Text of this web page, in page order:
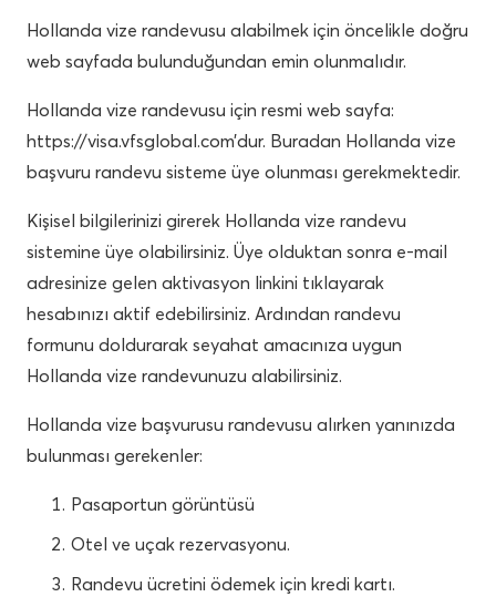
Hollanda vize randevusu alabilmek için öncelikle doğru
web sayfada bulunduğundan emin olunmalıdır.
Hollanda vize randevusu için resmi web sayfa:
https://visa.vfsglobal.com’dur. Buradan Hollanda vize
başvuru randevu sisteme üye olunması gerekmektedir.
Kişisel bilgilerinizi girerek Hollanda vize randevu
sistemine üye olabilirsiniz. Üye olduktan sonra e-mail
adresinize gelen aktivasyon linkini tıklayarak
hesabınızı aktif edebilirsiniz. Ardından randevu
formunu doldurarak seyahat amacınıza uygun
Hollanda vize randevunuzu alabilirsiniz.
Hollanda vize başvurusu randevusu alırken yanınızda
bulunması gerekenler:
Pasaportun görüntüsü
Otel ve uçak rezervasyonu.
Randevu ücretini ödemek için kredi kartı.